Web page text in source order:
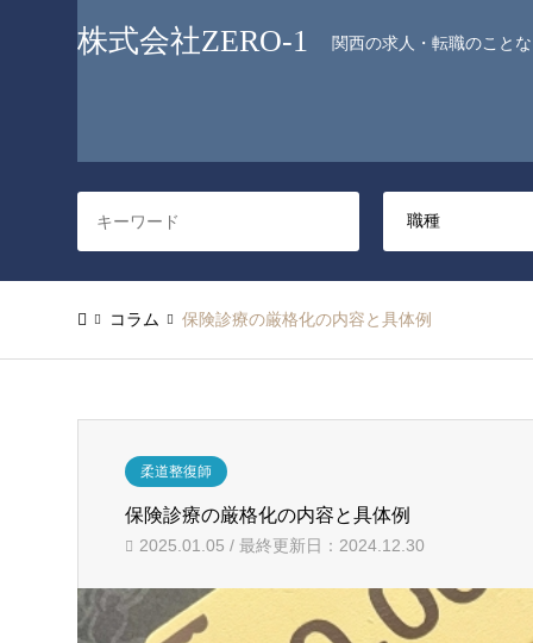
株式会社ZERO-1 関西の求人・転職のこと
コラム 保険診療の厳格化の内容と具体例
柔道整復師
保険診療の厳格化の内容と具体例
2025.01.05 / 最終更新日：2024.12.30